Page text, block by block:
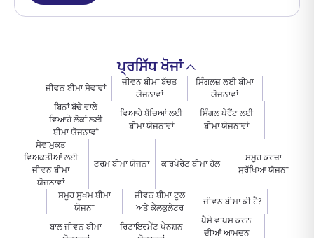
ਪ੍ਰਸਿੱਧ ਖੋਜਾਂ
ਜੀਵਨ ਬੀਮਾ ਸੇਵਾਵਾਂ
ਜੀਵਨ ਬੀਮਾ ਬੱਚਤ
ਯੋਜਨਾਵਾਂ
ਸਿੰਗਲਜ਼ ਲਈ ਬੀਮਾ
ਯੋਜਨਾਵਾਂ
ਬਿਨਾਂ ਬੱਚੇ ਵਾਲੇ
ਵਿਆਹੇ ਲੋਕਾਂ ਲਈ
ਬੀਮਾ ਯੋਜਨਾਵਾਂ
ਵਿਆਹੇ ਬੱਚਿਆਂ ਲਈ
ਬੀਮਾ ਯੋਜਨਾਵਾਂ
ਸਿੰਗਲ ਪੇਰੈਂਟ ਲਈ
ਬੀਮਾ ਯੋਜਨਾਵਾਂ
ਸੇਵਾਮੁਕਤ
ਵਿਅਕਤੀਆਂ ਲਈ
ਜੀਵਨ ਬੀਮਾ
ਯੋਜਨਾਵਾਂ
ਟਰਮ ਬੀਮਾ ਯੋਜਨਾ ਕਾਰਪੋਰੇਟ ਬੀਮਾ ਹੱਲ
ਸਮੂਹ ਕਰਜ਼ਾ
ਸੁਰੱਖਿਆ ਯੋਜਨਾ
ਸਮੂਹ ਸੂਖਮ ਬੀਮਾ
ਯੋਜਨਾ
ਜੀਵਨ ਬੀਮਾ ਟੂਲ
ਅਤੇ ਕੈਲਕੁਲੇਟਰ
ਜੀਵਨ ਬੀਮਾ ਕੀ ਹੈ?
ਬਾਲ ਜੀਵਨ ਬੀਮਾ
ਰਿਟਾਇਰਮੈਂਟ ਪੈਨਸ਼ਨ
ਪੈਸੇ ਵਾਪਸ ਕਰਨ
ਦੀਆਂ ਆਮਦਨ